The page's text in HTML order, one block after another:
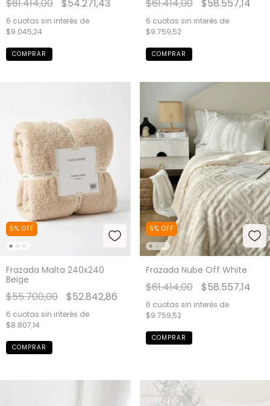
$61.414,00 $54.271,43
6 cuotas sin interés de
$9.045,24
COMPRAR
$61.414,00 $58.557,14
6 cuotas sin interés de
$9.759,52
COMPRAR
5% OFF
Frazada Malta 240x240
Beige
$55.700,00 $52.842,86
6 cuotas sin interés de
$8.807,14
5% OFF
Frazada Nube Off White
$61.414,00 $58.557,14
6 cuotas sin interés de
$9.759,52
COMPRAR